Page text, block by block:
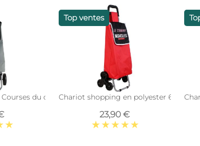
du chef (Gris)
Top ventes
Chariot shopping en polyester 6 roues
23,90 €